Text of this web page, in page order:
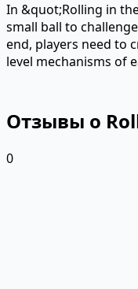
In &quot;Rolling in
small ball to
end, players need to
level mechanisms of
Отзывы о
0